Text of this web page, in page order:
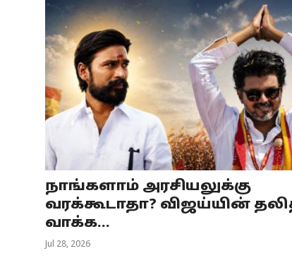
நாங்களாம் அரசியலுக்கு
வரக்கூடாதா? விஜய்யின்
வாக்க...
Jul 28, 2026